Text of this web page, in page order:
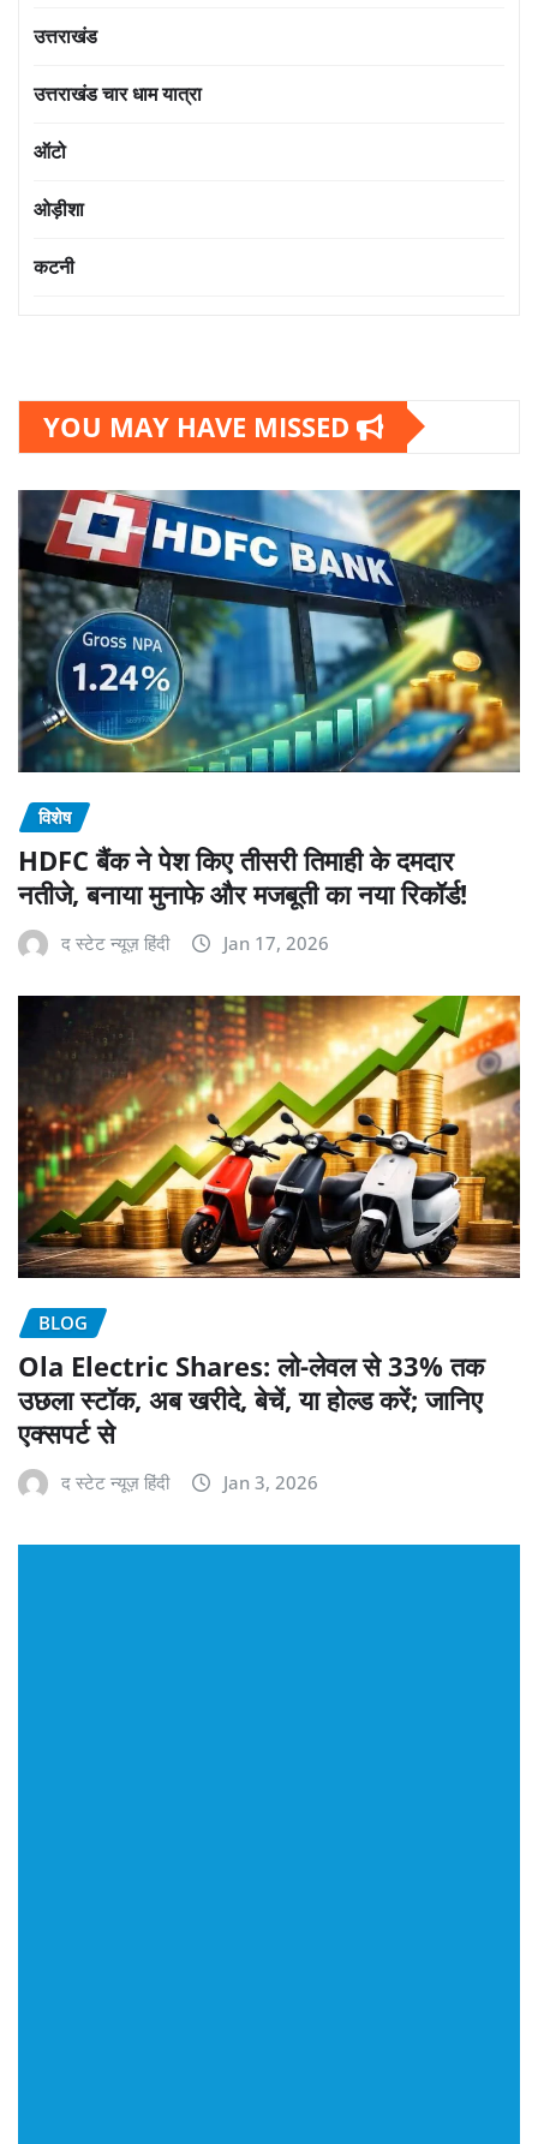
उत्तराखंड
उत्तराखंड चार धाम यात्रा
ऑटो
ओड़ीशा
कटनी
YOU MAY HAVE MISSED
विशेष
HDFC बैंक ने पेश किए तीसरी तिमाही के दमदार
नतीजे, बनाया मुनाफे और मजबूती का नया रिकॉर्ड!
द स्टेट न्यूज़ हिंदी Jan 17, 2026
BLOG
Ola Electric Shares: लो-लेवल से 33% तक
उछला स्टॉक, अब खरीदे, बेचें, या होल्ड करें; जानिए
एक्सपर्ट से
द स्टेट न्यूज़ हिंदी Jan 3, 2026